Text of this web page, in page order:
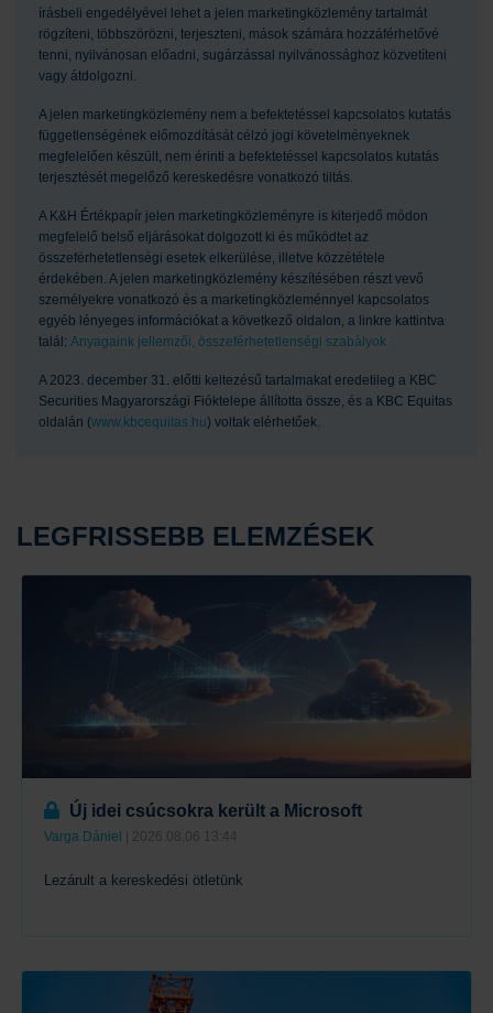
írásbeli engedélyével lehet a jelen marketingközlemény tartalmát
rögzíteni, többszörözni, terjeszteni, mások számára hozzáférhetővé
tenni, nyilvánosan előadni, sugárzással nyilvánossághoz közvetíteni
vagy átdolgozni.
A jelen marketingközlemény nem a befektetéssel kapcsolatos kutatás
függetlenségének előmozdítását célzó jogi követelményeknek
megfelelően készült, nem érinti a befektetéssel kapcsolatos kutatás
terjesztését megelőző kereskedésre vonatkozó tiltás.
A K&H Értékpapír jelen marketingközleményre is kiterjedő módon
megfelelő belső eljárásokat dolgozott ki és működtet az
összeférhetetlenségi esetek elkerülése, illetve közzététele
érdekében. A jelen marketingközlemény készítésében részt vevő
személyekre vonatkozó és a marketingközleménnyel kapcsolatos
egyéb lényeges információkat a következő oldalon, a linkre kattintva
talál: Anyagaink jellemzői, összeférhetetlenségi szabályok
A 2023. december 31. előtti keltezésű tartalmakat eredetileg a KBC
Securities Magyarországi Fióktelepe állította össze, és a KBC Equitas
oldalán (www.kbcequitas.hu) voltak elérhetőek.
LEGFRISSEBB ELEMZÉSEK
Új idei csúcsokra került a Microsoft
Varga Dániel | 2026.08.06 13:44
Lezárult a kereskedési ötletünk